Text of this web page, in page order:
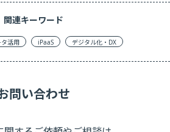
関連キーワード
活用 iPaaS デジタル化・DX
問い合わせ